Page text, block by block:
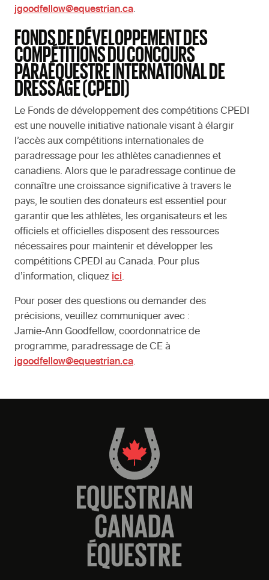
jgoodfellow@equestrian.ca.
FONDS DE DÉVELOPPEMENT DES
COMPÉTITIONS DU CONCOURS
PARAÉQUESTRE INTERNATIONAL DE
DRESSAGE (CPEDI)
Le Fonds de développement des compétitions CPEDI
est une nouvelle initiative nationale visant à élargir
l’accès aux compétitions internationales de
paradressage pour les athlètes canadiennes et
canadiens. Alors que le paradressage continue de
connaître une croissance significative à travers le
pays, le soutien des donateurs est essentiel pour
garantir que les athlètes, les organisateurs et les
officiels et officielles disposent des ressources
nécessaires pour maintenir et développer les
compétitions CPEDI au Canada. Pour plus
d’information, cliquez ici.
Pour poser des questions ou demander des
précisions, veuillez communiquer avec :
Jamie-Ann Goodfellow, coordonnatrice de
programme, paradressage de CE à
jgoodfellow@equestrian.ca.